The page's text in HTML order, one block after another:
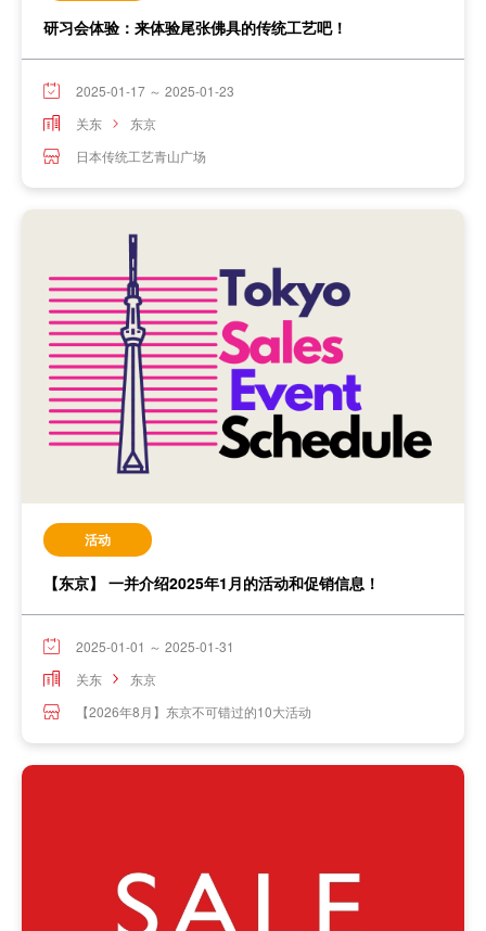
研习会体验：来体验尾张佛具的传统工艺吧！
2025-01-17 ～ 2025-01-23
关东
东京
日本传统工艺青山广场
活动
【东京】 一并介绍2025年1月的活动和促销信息！
2025-01-01 ～ 2025-01-31
关东
东京
【2026年8月】东京不可错过的10大活动